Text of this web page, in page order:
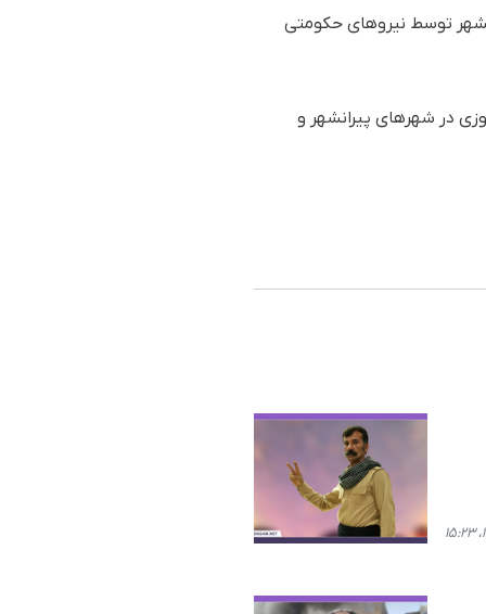
پیرانشهر توسط نیروهای حکومتی
در شهرهای پیرانشهر و